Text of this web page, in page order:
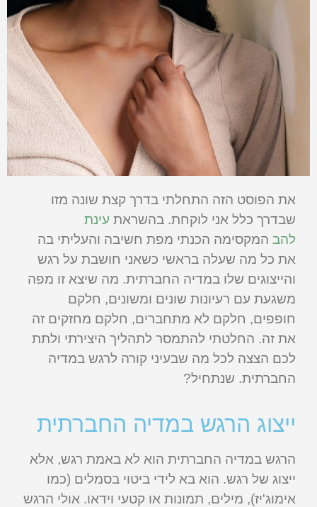
את הפוסט הזה התחלתי בדרך קצת שונה מזו
שבדרך כלל אני לוקחת. בהשראת עינת
להב המקסימה הכנתי מפת חשיבה והעליתי בה
את כל מה שעלה בראשי כשאני חושבת על רגש
והייצוגים שלו במדיה החברתית. מה שיצא זו מפה
משגעת עם רעיונות שונים ומשונים, חלקם
חופפים, חלקם לא מתחברים, חלקם מחזקים זה
את זה. החלטתי להתמסר לתהליך היצירתי ולתת
לכם הצצה לכל מה שבעיני קורה לרגש במדיה
החברתית. שנתחיל?
ייצוג הרגש במדיה החברתית
הרגש במדיה החברתית הוא לא באמת רגש, אלא
ייצוג של רגש. הוא בא לידי ביטוי בסמלים (כמו
אימוג'יז), מילים, תמונות או קטעי וידאו. אולי הרגש